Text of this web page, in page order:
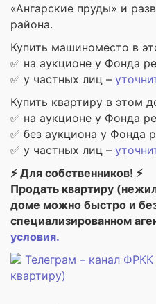
«Ангарские пруды» и
района.
Купить машиноместо в
✅ на аукционе у Фонда
✅ у частных лиц –
Купить квартиру в этом
✅ на аукционе у Фонда
✅ без аукциона у Фонда
✅ у частных лиц –
⚡ Для собственников! ⚡
Продать квартиру
доме можно быстро и
специализированном
условия.
Телеграм – канал
квартиру)